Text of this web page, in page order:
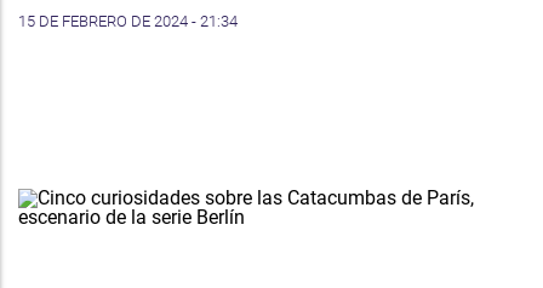
15 DE FEBRERO DE 2024 - 21:34